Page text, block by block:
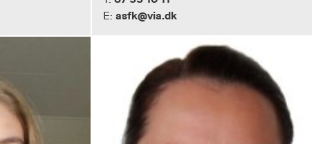
E: asfk@via.dk